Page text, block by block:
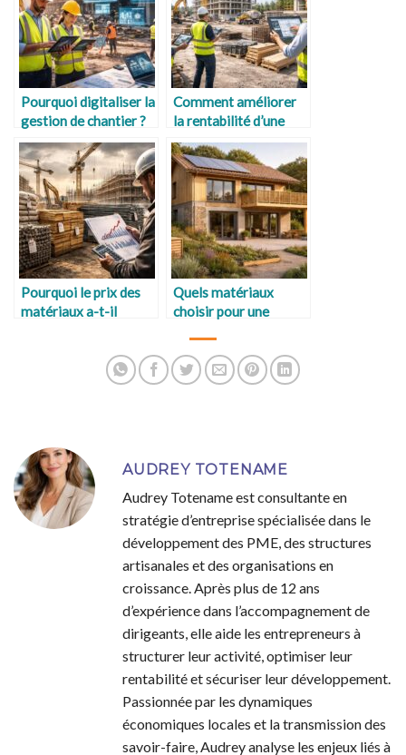
Pourquoi digitaliser la
gestion de chantier ?
Comment améliorer
la rentabilité d’une
entreprise du
bâtiment ?
Pourquoi le prix des
matériaux a-t-il
Quels matériaux
choisir pour une
AUDREY TOTENAME
Audrey Totename est consultante en
stratégie d’entreprise spécialisée dans le
développement des PME, des structures
artisanales et des organisations en
croissance. Après plus de 12 ans
d’expérience dans l’accompagnement de
dirigeants, elle aide les entrepreneurs à
structurer leur activité, optimiser leur
rentabilité et sécuriser leur développement.
Passionnée par les dynamiques
économiques locales et la transmission des
savoir-faire, Audrey analyse les enjeux liés à